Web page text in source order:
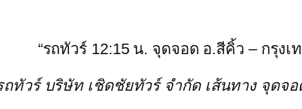
“รถทัวร์ 12:15 น. จุดจอด อ.สีคิ้ว – กรุง
ทัวร์ บริษัท เชิดชัยทัวร์ จำกัด เส้นทาง จุดจอ